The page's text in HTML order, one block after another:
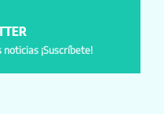
¡Suscríbete!